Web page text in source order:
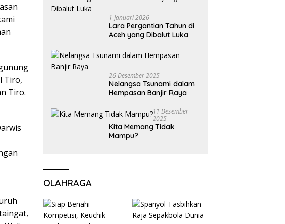
Tiro,
Tiro.
1 Januari 2026
Lara Pergantian Tahun di
Aceh yang Dibalut Luka
26 Desember 2025
Nelangsa Tsunami dalam
Hempasan Banjir Raya
11 Desember
2025
Kita Memang Tidak
Mampu?
OLAHRAGA